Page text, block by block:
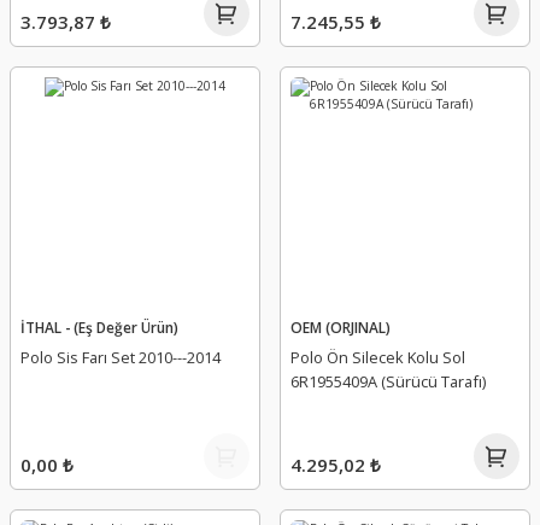
3.793,87 ₺ 7.245,55 ₺
İTHAL - (Eş Değer Ürün)
Polo Sis Farı Set 2010---2014
0,00 ₺
OEM (ORJINAL)
Polo Ön Silecek Kolu Sol
6R1955409A (Sürücü Tarafı)
4.295,02 ₺